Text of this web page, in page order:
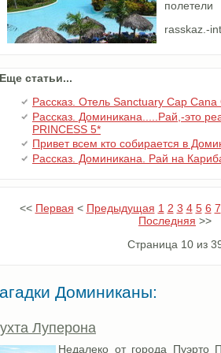
полетели
rasskaz.-
Еще статьи...
Рассказ. Отель Sanctuary Cap
Рассказ. Доминикана.....Рай,-это
PRINCESS 5*
Привет всем кто собирается в
Рассказ. Доминикана. Рай на
<< Первая < Предыдущая 1 2 3 4 5 6 7
Последняя >>
Страница 10 из
Доминиканы:
Луперона
Недалеко от города Пуэрто